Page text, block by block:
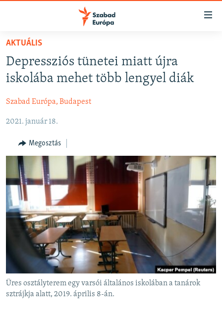
Akadálymentes
Ugrás
fő
oldalra
Ugrás
AKTUÁLIS
VIDEÓK
ELEMZŐ
NER15
SZABADON
TÁRSADALOM
DEMOKRÁCIA
A PÉNZ NYOMÁBAN
EURÓPAI UNIÓ
KLÍMAVÁLTOZÁS
A MÚLT TANULSÁGAI
AKTUÁLIS
Depressziós tünetei miatt újra
iskolába mehet több lengyel diák
Szabad Európa, Budapest
2021. január 18.
Megosztás
Üres osztályterem egy varsói általános iskolában a tanárok
sztrájkja alatt, 2019. április 8-án.